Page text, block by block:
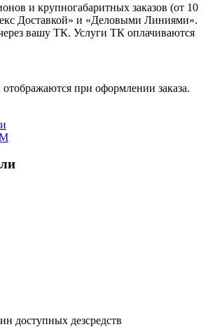
и крупногабаритных заказов (от 10
Доставкой» и «Деловыми Линиями».
вашу ТК. Услуги ТК оплачиваются
отображаются при оформлении заказа.
доступных дезсредств